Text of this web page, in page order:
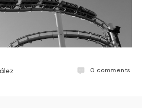
0 comments